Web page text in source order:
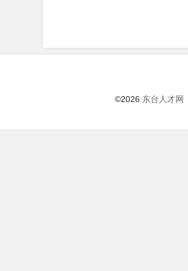
©2026 东台人才网